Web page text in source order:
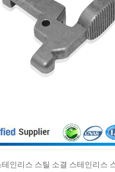
인리스 스틸 소결 스테인리스